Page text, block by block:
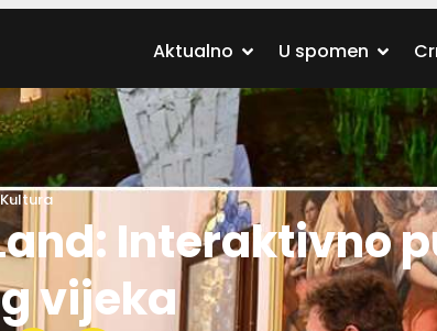
Aktualno U spomen
Kultura
Interaktivno
vijeka